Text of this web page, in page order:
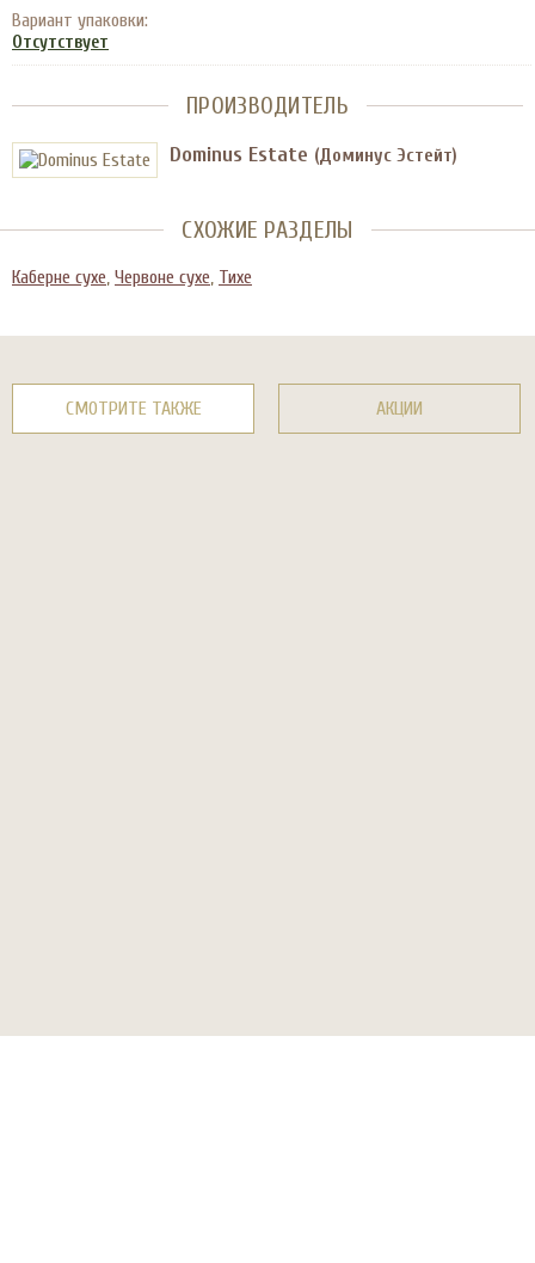
Вариант упаковки:
Отсутствует
ПРОИЗВОДИТЕЛЬ
Dominus Estate (Доминус Эстейт)
СХОЖИЕ РАЗДЕЛЫ
Каберне сухе, Червоне сухе, Тихе
СМОТРИТЕ ТАКЖЕ АКЦИИ